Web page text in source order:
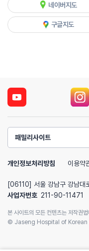
네이버지도
구글지도
패밀리사이트
개인정보처리방침 이용약
[06110] 서울 강남구 강남대
사업자번호 211-90-11471
본 사이트의 모든 컨텐츠는 저작권
© Jaseng Hospital of